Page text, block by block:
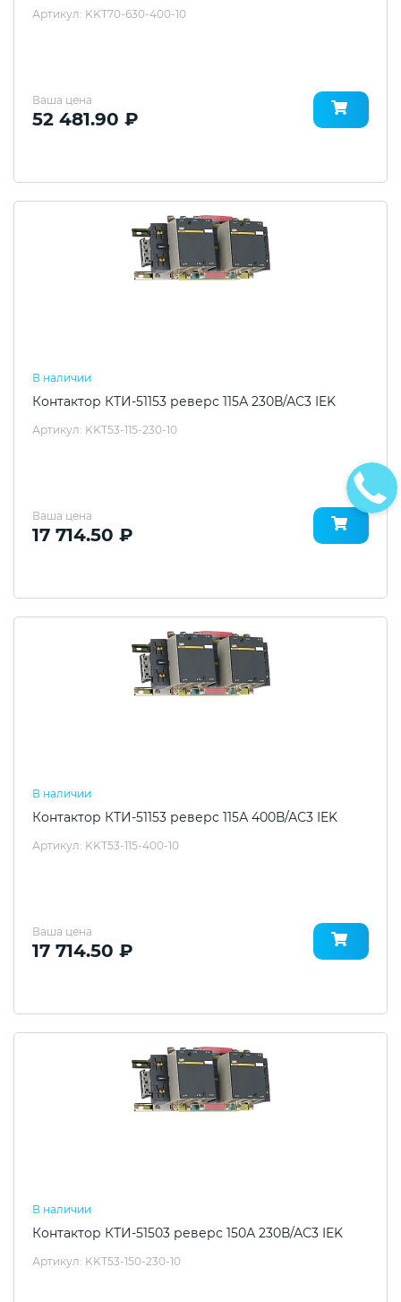
Артикул: KKT70-630-400-10
Ваша цена
52 481.90 ₽
В наличии
Контактор КТИ-51153 реверс 115А 230В/АС3 IEK
Артикул: KKT53-115-230-10
Ваша цена
17 714.50 ₽
В наличии
Контактор КТИ-51153 реверс 115А 400В/АС3 IEK
Артикул: KKT53-115-400-10
Ваша цена
17 714.50 ₽
В наличии
Контактор КТИ-51503 реверс 150А 230В/АС3 IEK
Артикул: KKT53-150-230-10